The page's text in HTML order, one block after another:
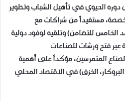
دوره الحيوي في تأهيل الشباب وتطوير
مستفيداً من شراكات مع
للتضامن) وتلقيه لوفود دولية
فتح ورشات للصناعات
المتمرسين، مؤكداً على أهمية
الخزف) في الاقتصاد المحلي